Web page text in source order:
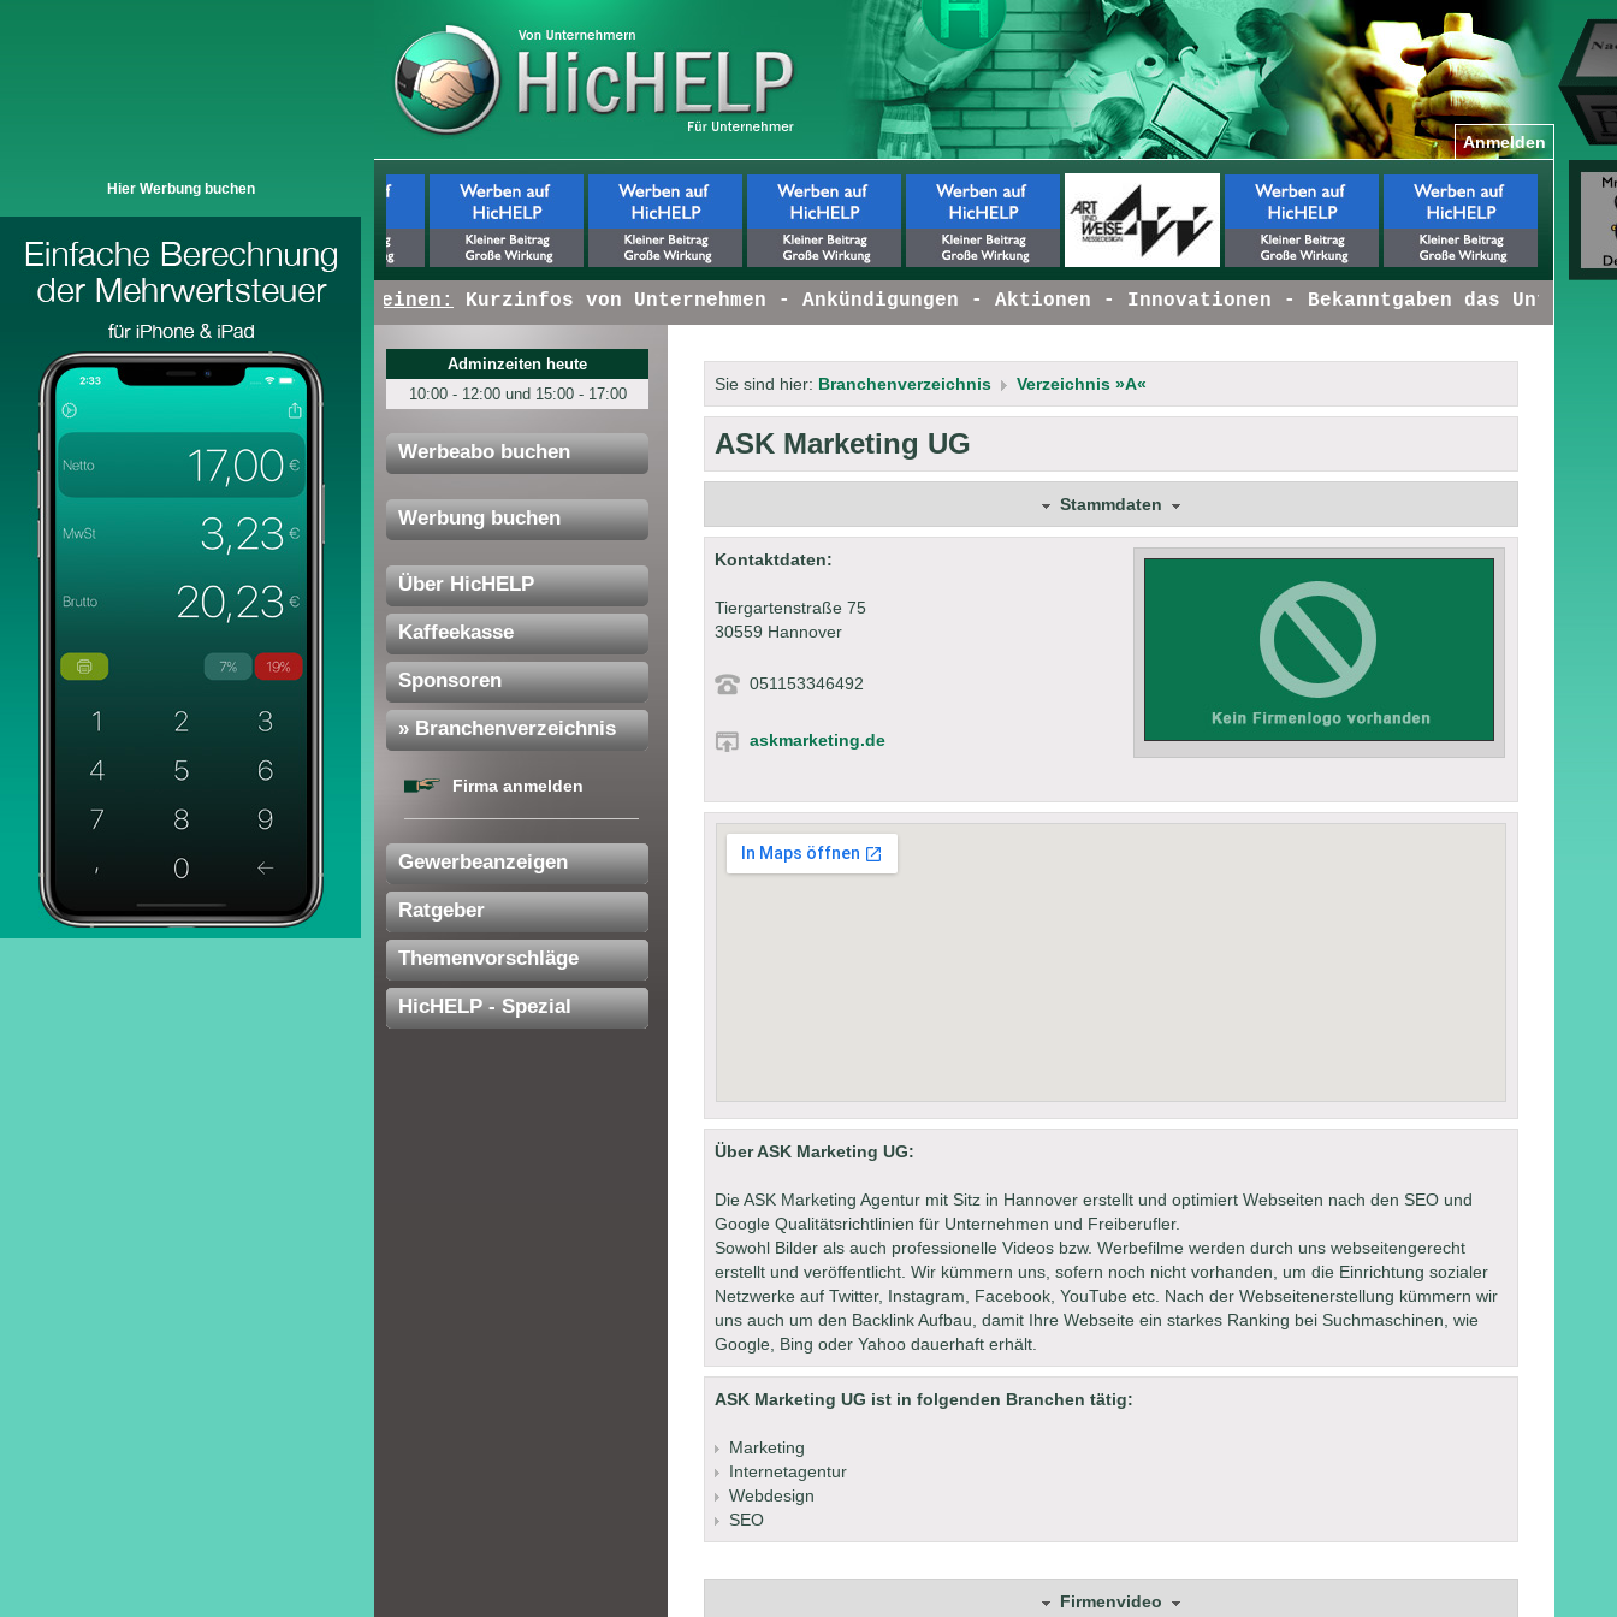
Hier Werbung buchen
Anmelden
+ + +Hier erscheinen:Kurzinfos von Unternehmen - Ankündigungen - Aktionen - Innovationen - Bekanntgaben das
Adminzeiten heute
10:00 - 12:00 und 15:00 - 17:00
Werbeabo buchen
Werbung buchen
Über HicHELP
Kaffeekasse
Sponsoren
» Branchenverzeichnis
Firma anmelden
Gewerbeanzeigen
Ratgeber
Themenvorschläge
HicHELP - Spezial
Sie sind hier: Branchenverzeichnis Verzeichnis »A«
ASK Marketing UG
Stammdaten
Kontaktdaten:
Tiergartenstraße 75
30559 Hannover
051153346492
askmarketing.de
Über ASK Marketing UG:
Die ASK Marketing Agentur mit Sitz in Hannover erstellt und optimiert Webseiten nach den SEO und
Google Qualitätsrichtlinien für Unternehmen und Freiberufler.
Sowohl Bilder als auch professionelle Videos bzw. Werbefilme werden durch uns webseitengerecht
erstellt und veröffentlicht. Wir kümmern uns, sofern noch nicht vorhanden, um die Einrichtung sozialer
Netzwerke auf Twitter, Instagram, Facebook, YouTube etc. Nach der Webseitenerstellung kümmern wir
uns auch um den Backlink Aufbau, damit Ihre Webseite ein starkes Ranking bei Suchmaschinen, wie
Google, Bing oder Yahoo dauerhaft erhält.
ASK Marketing UG ist in folgenden Branchen tätig:
Marketing
Internetagentur
Webdesign
SEO
Firmenvideo